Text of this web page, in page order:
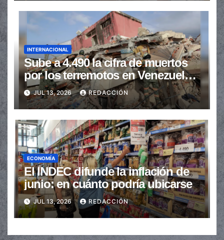
INTERNACIONAL
Sube a 4.490 la cifra de muertos
por los terremotos en Venezuela y
hay 16.740 heridos
JUL 13, 2026 REDACCIÓN
ECONOMÍA
El INDEC difunde la inflación de
junio: en cuánto podría ubicarse
JUL 13, 2026 REDACCIÓN